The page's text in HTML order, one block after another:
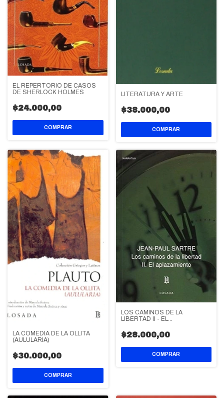
EL REPERTORIO DE CASOS
DE SHERLOCK HOLMES
$24.000,00
LITERATURA Y ARTE
$38.000,00
LA COMEDIA DE LA OLLITA
(AULULARIA)
$30.000,00
LOS CAMINOS DE LA
LIBERTAD II - EL
$28.000,00